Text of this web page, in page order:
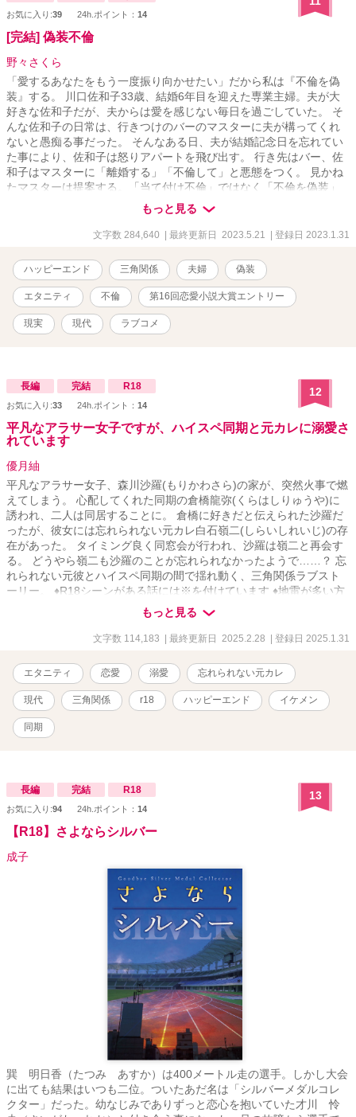
お気に入り:39 24h.ポイント： 14
[完結] 偽装不倫
野々さくら
「愛するあなたをもう一度振り向かせたい」だから私は『不倫を偽
装』する。 川口佐和子33歳、結婚6年目を迎えた専業主婦。夫が大
好きな佐和子だが、夫からは愛を感じない毎日を過ごしていた。 そ
んな佐和子の日常は、行きつけのバーのマスターに夫が構ってくれ
ないと愚痴る事だった。 そんなある日、夫が結婚記念日を忘れてい
た事により、佐和子は怒りアパートを飛び出す。 行き先はバー、佐
和子はマスターに「離婚する」「不倫して」と悪態をつく。 見かね
たマスターは提案する。「当て付け不倫」ではなく「不倫を偽装」
して夫の反応を見たら良いと……。 夫の事が大好きな妻は自身への
愛を確かめる為に危険な『偽装不倫』を企てる。 下手したら離婚問
題に発展するかもしれない人生最大の賭けに出た妻はどうなるの
反応をするのか？ 一組の夫婦と、それを協力する男の物語が今始ま
る。 ※1話毎あらすじがあります。あらすじ読み、ながら読み歓迎で
す。 ───────────────────────────── ライト文芸で
「天使がくれた259日の時間」を投稿しています。 テーマは「死
産」と「新たな命」です。よければあらすじだけでも読んで下さ
い。 子供が亡くなる話なので苦手な方は読まないで下さい。
もっと見る
文字数 284,640 | 最終更新日 2023.5.21 | 登録日 2023.1.31
ハッピーエンド 三角関係 夫婦 偽装
エタニティ 不倫 第16回恋愛小説大賞エントリー
現実 現代 ラブコメ
長編 完結 R18
お気に入り:33 24h.ポイント： 14
12
平凡なアラサー女子ですが、ハイスペ同期と元カレに溺愛さ
れています
優月紬
平凡なアラサー女子、森川沙羅(もりかわさら)の家が、突然火事で燃
えてしまう。 心配してくれた同期の倉橋龍弥(くらはしりゅうや)に
誘われ、二人は同居することに。 倉橋に好きだと伝えられた沙羅だ
ったが、彼女には忘れられない元カレ白石嶺二(しらいしれいじ)の存
在があった。 タイミング良く同窓会が行われ、沙羅は嶺二と再会す
る。 どうやら嶺二も沙羅のことが忘れられなかったようで……？ 忘
れられない元彼とハイスペ同期の間で揺れ動く、三角関係ラブスト
ーリー。 ♦︎R18シーンがある話には※を付けています ♦︎地雷が多い方
もっと見る
文字数 114,183 | 最終更新日 2025.2.28 | 登録日 2025.1.31
エタニティ 恋愛 溺愛 忘れられない元カレ
現代 三角関係 r18 ハッピーエンド イケメン
同期
長編 完結 R18
お気に入り:94 24h.ポイント： 14
13
【R18】さよならシルバー
成子
巽 明日香（たつみ あすか）は400メートル走の選手。しかし大会
に出ても結果はいつも二位。ついたあだ名は「シルバーメダルコレ
クター」だった。幼なじみでありずっと恋心を抱いていた才川 怜